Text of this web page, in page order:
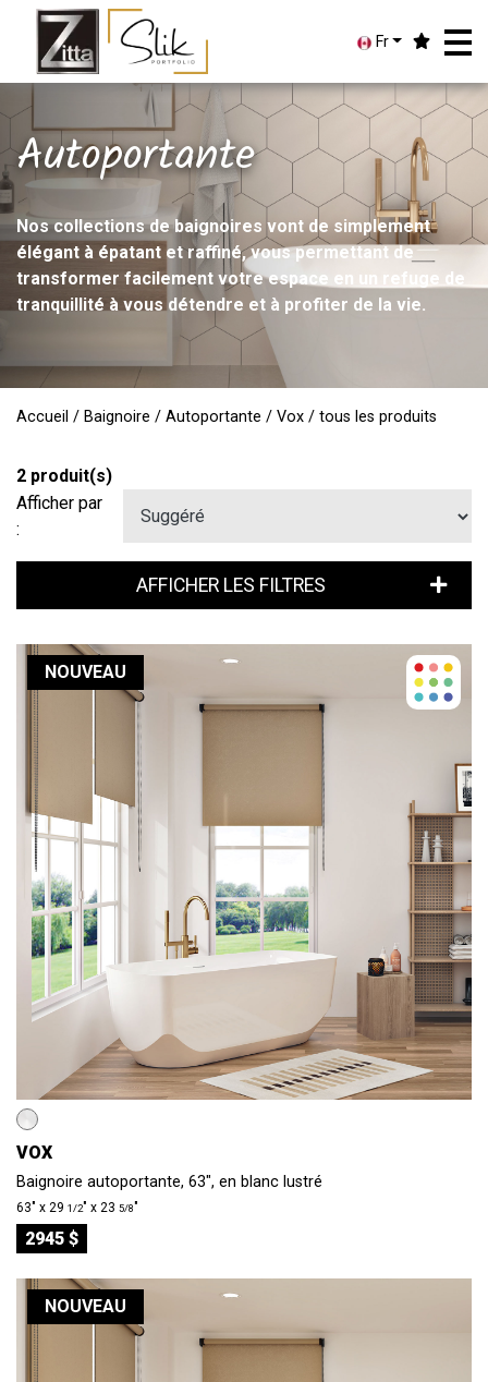
Fr
Autoportante
Nos collections de baignoires vont de simplement
élégant à épatant et raffiné, vous permettant de
transformer facilement votre espace en un refuge de
tranquillité à vous détendre et à profiter de la vie.
Accueil / Baignoire / Autoportante / Vox / tous les produits
2 produit(s)
Afficher par
:
AFFICHER LES FILTRES
NOUVEAU
VOX
Baignoire autoportante, 63", en blanc lustré
63″ x 29 1/2″ x 23 5/8″
2945 $
NOUVEAU